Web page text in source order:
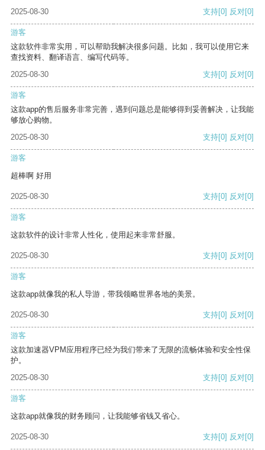
2025-08-30
支持[0] 反对[0]
游客
这款软件非常实用，可以帮助我解决很多问题。比如，我可以使用它来
查找资料、翻译语言、编写代码等。
2025-08-30
支持[0] 反对[0]
游客
这款app的售后服务非常完善，遇到问题总是能够得到妥善解决，让我能
够放心购物。
2025-08-30
支持[0] 反对[0]
游客
超棒啊 好用
2025-08-30 支持[0] 反对[0]
游客
这款软件的设计非常人性化，使用起来非常舒服。
2025-08-30 支持[0] 反对[0]
游客
这款app就像我的私人导游，带我领略世界各地的美景。
2025-08-30 支持[0] 反对[0]
游客
这款加速器VPM应用程序已经为我们带来了无限的流畅体验和安全性保
护。
2025-08-30
支持[0] 反对[0]
游客
这款app就像我的财务顾问，让我能够省钱又省心。
2025-08-30 支持[0] 反对[0]